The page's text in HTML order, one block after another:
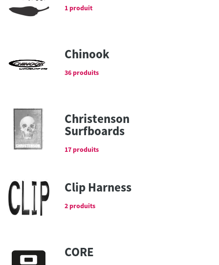
1 produit
Chinook
36 produits
Christenson
Surfboards
17 produits
Clip Harness
2 produits
CORE